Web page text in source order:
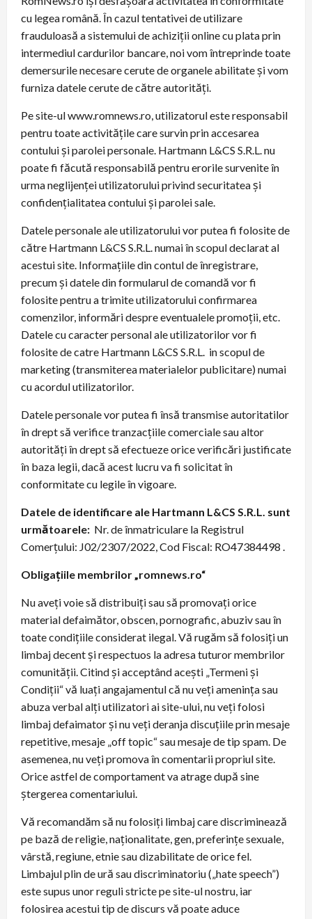
cu legea română. În cazul tentativei de utilizare
frauduloasă a sistemului de achiziţii online cu plata prin
intermediul cardurilor bancare, noi vom întreprinde toate
demersurile necesare cerute de organele abilitate şi vom
furniza datele cerute de către autorităţi.
Pe site-ul www.romnews.ro, utilizatorul este responsabil
pentru toate activităţile care survin prin accesarea
contului şi parolei personale. Hartmann L&CS S.R.L. nu
poate fi făcută responsabilă pentru erorile survenite în
urma neglijenţei utilizatorului privind securitatea şi
confidenţialitatea contului şi parolei sale.
Datele personale ale utilizatorului vor putea fi folosite de
către Hartmann L&CS S.R.L. numai în scopul declarat al
acestui site. Informaţiile din contul de înregistrare,
precum şi datele din formularul de comandă vor fi
folosite pentru a trimite utilizatorului confirmarea
comenzilor, informări despre eventualele promoţii, etc.
Datele cu caracter personal ale utilizatorilor vor fi
folosite de catre Hartmann L&CS S.R.L. in scopul de
marketing (transmiterea materialelor publicitare) numai
cu acordul utilizatorilor.
Datele personale vor putea fi însă transmise autoritatilor
în drept să verifice tranzacţiile comerciale sau altor
autorităţi în drept să efectueze orice verificări justificate
în baza legii, dacă acest lucru va fi solicitat în
conformitate cu legile în vigoare.
Datele de identificare ale Hartmann L&CS S.R.L. sunt
următoarele: Nr. de înmatriculare la Registrul
Comerţului: J02/2307/2022, Cod Fiscal: RO47384498 .
Obligaţiile membrilor „romnews.ro“
Nu aveţi voie să distribuiţi sau să promovaţi orice
material defaimător, obscen, pornografic, abuziv sau în
toate condiţiile considerat ilegal. Vă rugăm să folosiți un
limbaj decent și respectuos la adresa tuturor membrilor
comunității. Citind şi acceptând aceşti „Termeni şi
Condiţii“ vă luaţi angajamentul că nu veţi ameninţa sau
abuza verbal alţi utilizatori ai site-ului, nu veţi folosi
limbaj defaimator şi nu veţi deranja discuţiile prin mesaje
repetitive, mesaje „off topic“ sau mesaje de tip spam. De
asemenea, nu veţi promova în comentarii propriul site.
Orice astfel de comportament va atrage după sine
ștergerea comentariului.
Vă recomandăm să nu folosiţi limbaj care discriminează
pe bază de religie, naţionalitate, gen, preferinţe sexuale,
vârstă, regiune, etnie sau dizabilitate de orice fel.
Limbajul plin de ură sau discriminatoriu („hate speech”)
este supus unor reguli stricte pe site-ul nostru, iar
folosirea acestui tip de discurs vă poate aduce